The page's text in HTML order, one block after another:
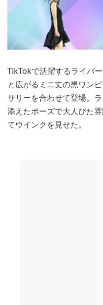
TikTokで活躍するライバ
と広がるミニ丈の黒ワン
サリーを合わせて登場。
添えたポーズで大人びた
てウインクを見せた。